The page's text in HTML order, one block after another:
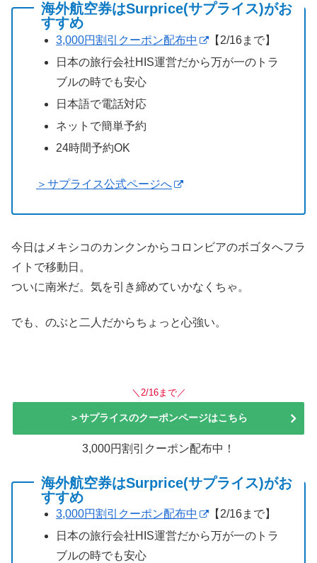
海外航空券はSurprice(サプライス)がお
すすめ
3,000円割引クーポン配布中
【2/16まで】
日本の旅行会社HIS運営だから万が一のトラ
ブルの時でも安心
日本語で電話対応
ネットで簡単予約
24時間予約OK
＞サプライス公式ページへ
今日はメキシコのカンクンからコロンビアのボゴタへフラ
イトで移動日。
ついに南米だ。気を引き締めていかなくちゃ。
でも、のぶと二人だからちょっと心強い。
＼2/16まで／
＞サプライスのクーポンページはこちら
3,000円割引クーポン配布中！
海外航空券はSurprice(サプライス)がお
すすめ
3,000円割引クーポン配布中
【2/16まで】
日本の旅行会社HIS運営だから万が一のトラ
ブルの時でも安心